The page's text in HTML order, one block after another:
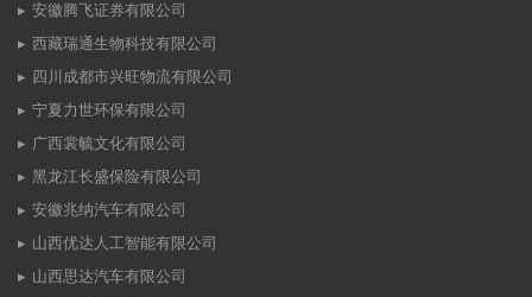
安徽腾飞证券有限公司
西藏瑞通生物科技有限公司
四川成都市兴旺物流有限公司
宁夏力世环保有限公司
广西裳毓文化有限公司
黑龙江长盛保险有限公司
安徽兆纳汽车有限公司
山西优达人工智能有限公司
山西思达汽车有限公司